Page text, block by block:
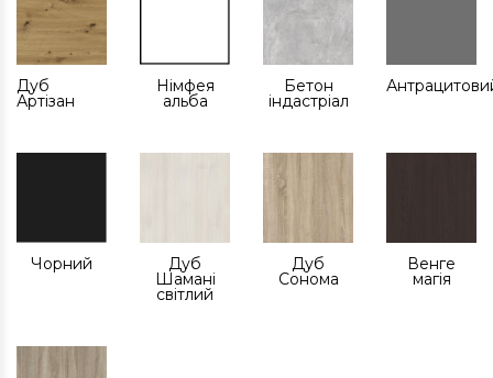
Дуб
Артізан
Німфея
альба
Бетон
індастріал
Чорний Дуб
Шамані
світлий
Дуб
Сонома
Венге
магія